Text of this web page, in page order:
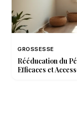
GROSSESSE
Rééducation du
Efficaces et